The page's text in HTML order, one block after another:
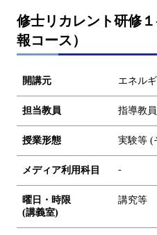
修士リカレント研修
報コース）
開講元 エネル
担当教員 指導教員
授業形態 実験等 (
メディア利用科目 -
曜日・時限
(講義室)
講究等